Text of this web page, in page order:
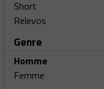
Short
Relevos
Genre
Homme
Femme